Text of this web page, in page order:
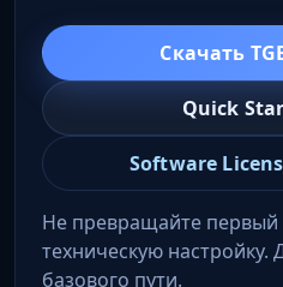
Скачать
Quick
Software
Не превращайте первый
техническую настройку.
базового пути.